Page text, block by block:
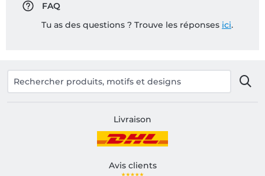
FAQ
Tu as des questions ? Trouve les réponses ici.
Livraison
Avis clients